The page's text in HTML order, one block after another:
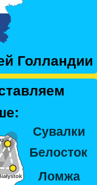
Голландии